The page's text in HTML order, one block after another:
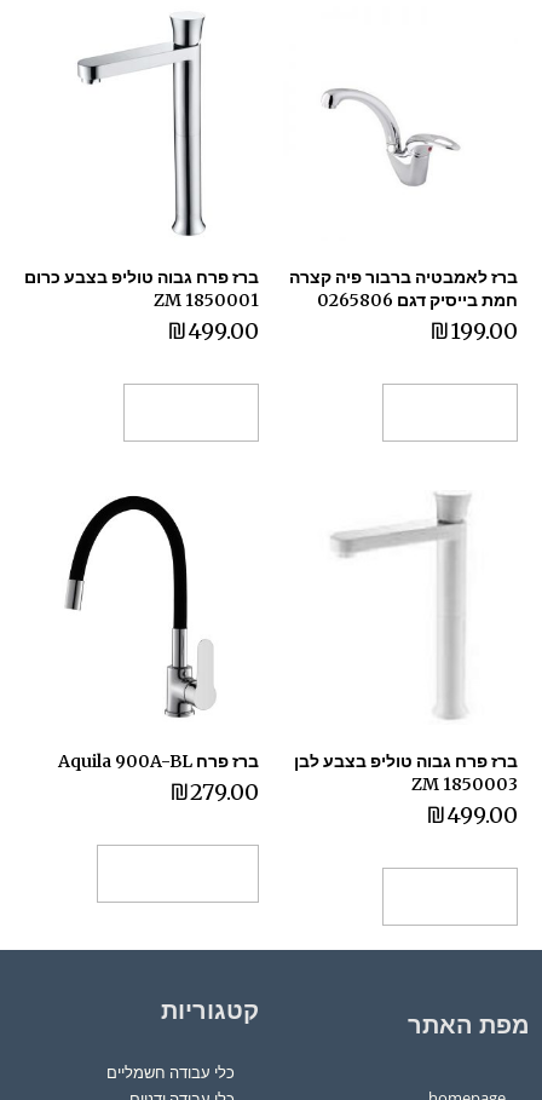
ברז לאמבטיה ברבור פיה קצרה
חמת בייסיק דגם 0265806
₪199.00
ברז פרח גבוה טוליפ בצבע כרום
1850001 ZM
₪499.00
ברז פרח גבוה טוליפ בצבע לבן
1850003 ZM
₪499.00
ברז פרח Aquila 900A-BL
₪279.00
מפת האתר קטגוריות
כלי עבודה חשמליים